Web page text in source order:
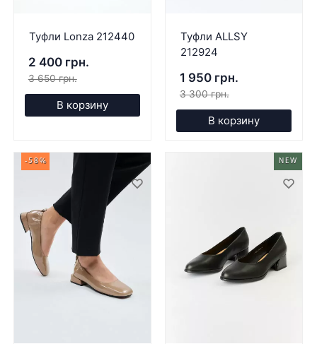
Туфли Lonza 212440
2 400 грн.
3 650 грн.
В корзину
Туфли ALLSY
212924
1 950 грн.
3 300 грн.
В корзину
-58% NEW